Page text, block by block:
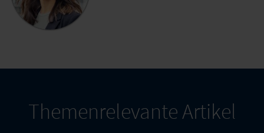
Themenrelevante Artikel